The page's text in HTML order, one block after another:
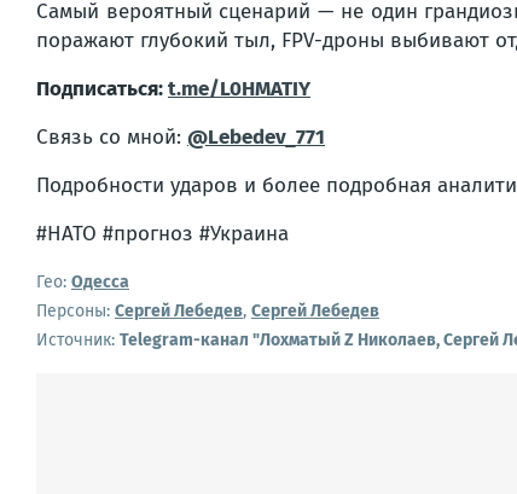
Самый вероятный сценарий — не один
поражают глубокий тыл, FPV-дроны выбивают
Подписаться:t.me/L0HMATIY
Связь со мной: @Lebedev_771
Подробности ударов и более подробная
#НАТО #прогноз #Украина
Гео: Одесса
Персоны: Сергей Лебедев, Сергей Лебедев
Источник: Telegram-канал "Лохматый Z Николаев, Сергей